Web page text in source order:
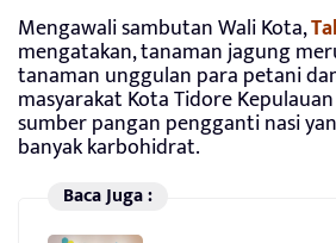
Mengawali sambutan Wali Kota,
mengatakan, tanaman jagung
tanaman unggulan para petani
masyarakat Kota Tidore
sumber pangan pengganti nasi
banyak karbohidrat.
Baca Juga :